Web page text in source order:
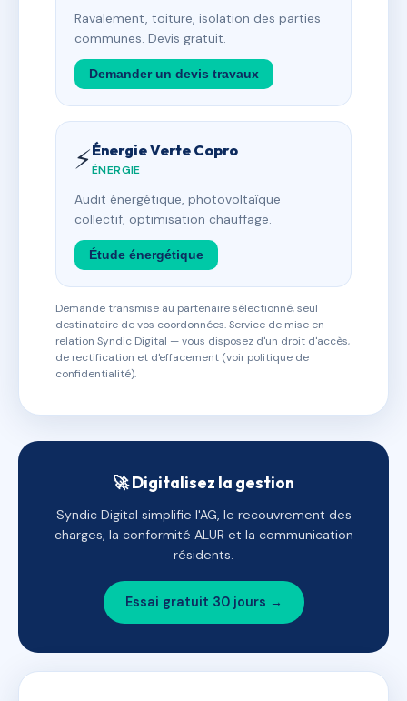
Ravalement, toiture, isolation des parties
communes. Devis gratuit.
Demander un devis travaux
⚡Énergie Verte Copro
ÉNERGIE
Audit énergétique, photovoltaïque
collectif, optimisation chauffage.
Étude énergétique
Demande transmise au partenaire sélectionné, seul
destinataire de vos coordonnées. Service de mise en
relation Syndic Digital — vous disposez d'un droit d'accès,
de rectification et d'effacement (voir politique de
confidentialité).
🚀 Digitalisez la gestion
Syndic Digital simplifie l'AG, le recouvrement des
charges, la conformité ALUR et la communication
résidents.
Essai gratuit 30 jours →